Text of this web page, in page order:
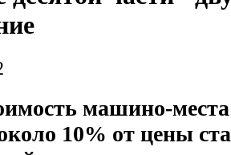
машино-
10% от цены